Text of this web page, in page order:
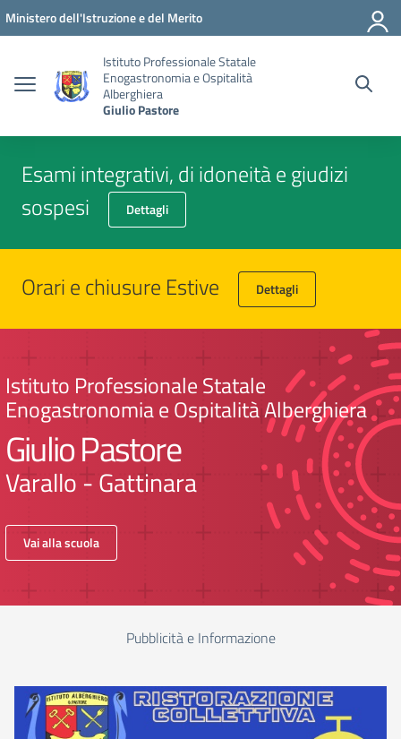
Vai ai contenuti
Vai al menu di navigazione
Vai al footer
Ministero dell'Istruzione e del Merito
Istituto Professionale Statale
Enogastronomia e Ospitalità
Alberghiera
Giulio Pastore
Esami integrativi, di idoneità e giudizi
sospesi
Dettagli
Orari e chiusure Estive Dettagli
Istituto Professionale Statale
Enogastronomia e Ospitalità Alberghiera
Giulio Pastore
Varallo - Gattinara
Vai alla scuola
Pubblicità e Informazione